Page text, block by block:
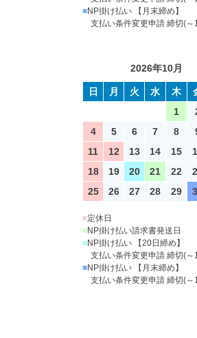
■NP掛け払い 【月末締め】
支払い条件変更申請 締切(～
2026年10月
日 月 火 水 木
1
4
5 6 7 8
11
12 13 14 15
18
19 20 21 22
25
26 27 28 29
■定休日
■NP掛け払い請求書発送日
■NP掛け払い 【20日締め】
支払い条件変更申請 締切(～
■NP掛け払い 【月末締め】
支払い条件変更申請 締切(～